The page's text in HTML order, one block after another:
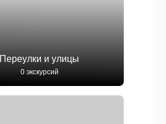
Переулки и улицы
0 экскурсий